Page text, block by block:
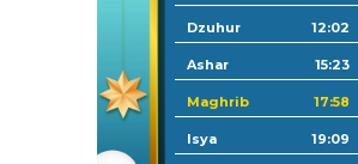
Dzuhur 12:02
Ashar 15:23
Maghrib 17:58
Isya 19:09